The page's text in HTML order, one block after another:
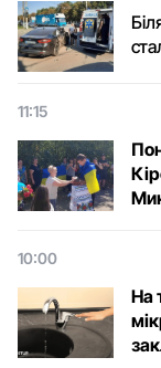
11:15
10:00
На